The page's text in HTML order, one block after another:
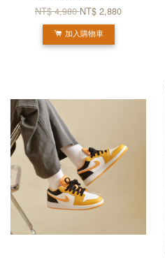
NT$ 4,980NT$ 2,880
加入購物車